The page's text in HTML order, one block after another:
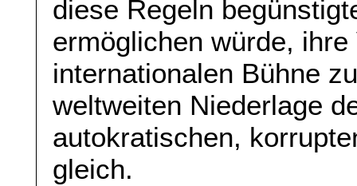
diese Regeln
ermöglichen würde,
internationalen Bühne
weltweiten Niederlage
autokratischen,
gleich.